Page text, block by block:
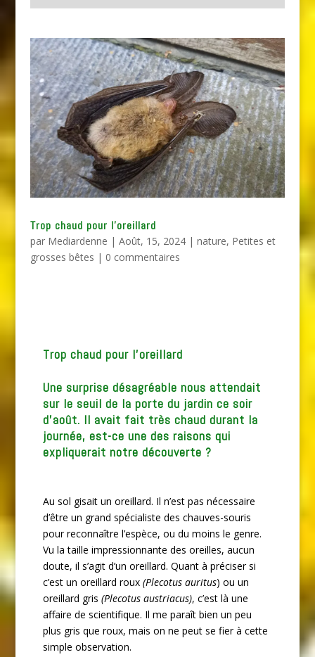
Trop chaud pour l’oreillard
par Mediardenne | Août, 15, 2024| nature, Petites et
grosses bêtes | 0 commentaires
Trop chaud pour l’oreillard
Une surprise désagréable nous attendait
sur le seuil de la porte du jardin ce soir
d’août. Il avait fait très chaud durant la
journée, est-ce une des raisons qui
expliquerait notre découverte ?
Au sol gisait un oreillard. Il n’est pas nécessaire
d’être un grand spécialiste des chauves-souris
pour reconnaître l’espèce, ou du moins le genre.
Vu la taille impressionnante des oreilles, aucun
doute, il s’agit d’un oreillard. Quant à préciser si
c’est un oreillard roux (Plecotus auritus) ou un
oreillard gris (Plecotus austriacus), c’est là une
affaire de scientifique. Il me paraît bien un peu
plus gris que roux, mais on ne peut se fier à cette
simple observation.